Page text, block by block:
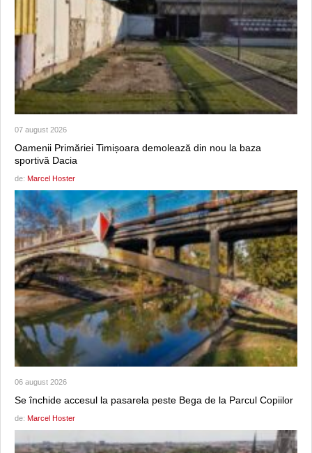
07 august 2026
Oamenii Primăriei Timișoara demolează din nou la baza
sportivă Dacia
de: Marcel Hoster
06 august 2026
Se închide accesul la pasarela peste Bega de la Parcul Copiilor
de: Marcel Hoster